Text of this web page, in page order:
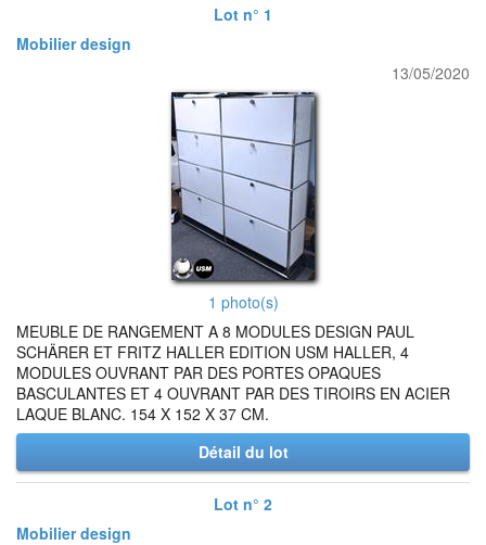
Lot n° 1
Mobilier design
13/05/2020
1 photo(s)
MEUBLE DE RANGEMENT A 8 MODULES DESIGN PAUL
SCHÄRER ET FRITZ HALLER EDITION USM HALLER, 4
MODULES OUVRANT PAR DES PORTES OPAQUES
BASCULANTES ET 4 OUVRANT PAR DES TIROIRS EN ACIER
LAQUE BLANC. 154 X 152 X 37 CM.
Détail du lot
Lot n° 2
Mobilier design